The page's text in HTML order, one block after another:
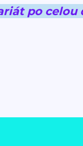
po celou